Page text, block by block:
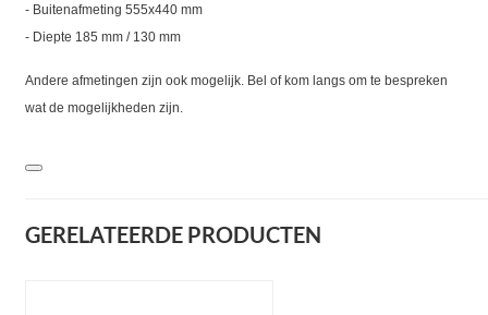
- Buitenafmeting 555x440 mm
- Diepte 185 mm / 130 mm
Andere afmetingen zijn ook mogelijk. Bel of kom langs om te bespreken
wat de mogelijkheden zijn.
GERELATEERDE PRODUCTEN